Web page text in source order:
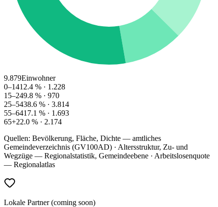
9.879Einwohner
0–1412.4 % · 1.228
15–249.8 % · 970
25–5438.6 % · 3.814
55–6417.1 % · 1.693
65+22.0 % · 2.174
Quellen: Bevölkerung, Fläche, Dichte — amtliches
Gemeindeverzeichnis (GV100AD) · Altersstruktur, Zu- und
Wegzüge — Regionalstatistik, Gemeindeebene · Arbeitslosenquote
— Regionalatlas
Lokale Partner (coming soon)